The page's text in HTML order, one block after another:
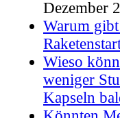
Dezember
Warum
Wieso
weniger
Kapseln